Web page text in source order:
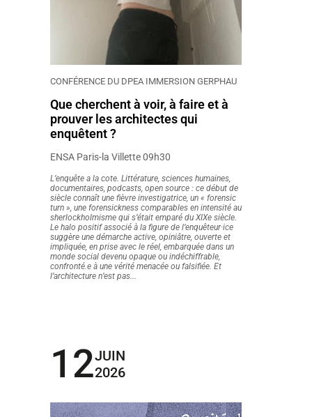
CONFÉRENCE DU DPEA IMMERSION GERPHAU
Que cherchent à voir, à faire et à
prouver les architectes qui
enquêtent ?
ENSA Paris-la Villette 09h30
L’enquête a la cote. Littérature, sciences humaines,
documentaires, podcasts, open source : ce début de
siècle connaît une fièvre investigatrice, un « forensic
turn », une forensickness comparables en intensité au
sherlockholmisme qui s’était emparé du XIXe siècle.
Le halo positif associé à la figure de l’enquêteur·ice
suggère une démarche active, opiniâtre, ouverte et
impliquée, en prise avec le réel, embarquée dans un
monde social devenu opaque ou indéchiffrable,
confronté.e à une vérité menacée ou falsifiée. Et
l’architecture n’est pas...
12JUIN
2026